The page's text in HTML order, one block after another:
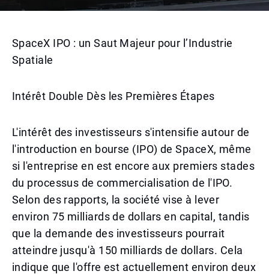
SpaceX IPO : un Saut Majeur pour l’Industrie
Spatiale
Intérêt Double Dès les Premières Étapes
L'intérêt des investisseurs s'intensifie autour de
l'introduction en bourse (IPO) de SpaceX, même
si l'entreprise en est encore aux premiers stades
du processus de commercialisation de l'IPO.
Selon des rapports, la société vise à lever
environ 75 milliards de dollars en capital, tandis
que la demande des investisseurs pourrait
atteindre jusqu'à 150 milliards de dollars. Cela
indique que l'offre est actuellement environ deux